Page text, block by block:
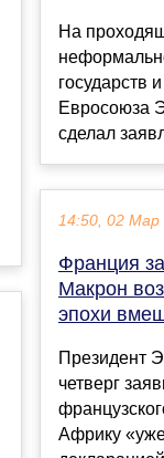
На
государств
Евросоюза
сделал
14:50, 02 Мар
Франция
Макрон
эпохи
Президент
четверг
Африку